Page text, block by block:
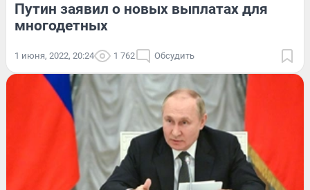
Путин заявил о новых выплатах для
многодетных
1 июня, 2022, 20:24 1 762 Обсудить